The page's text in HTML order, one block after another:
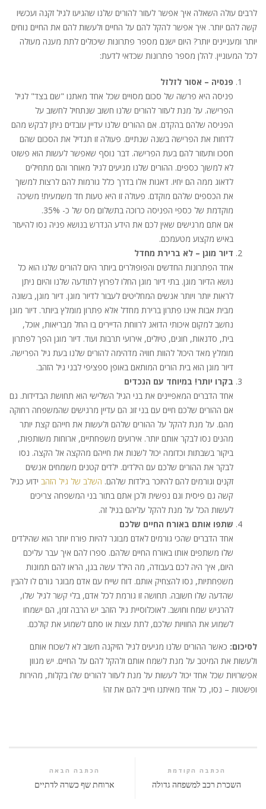
לרבים עולה השאלה איך אפשר לעזור להורים שלנו שהגיעו לגיל זקנה ועכשיו
קשה להם יותר. איך אפשר להקל להם על החיים ולעשות להם את החיים נוחים
יותר ומעניינים יותר? היום ישנם מספר פתרונות שיכולים לתת מענה מעולה
לכל המעוניין. להלן מספר פתרונות שכדאי לדעת:
פנסיה – אסור לזלזל
פניסה היא פרשה של סכום מסויים שכל אחד מאתנו "שם בצד" לגיל
הפרישה. על מנת לעזור להורים שלנו חשוב שנתחיל לחשוב על
הפניסה שלהם בהקדם. אם ההורים שלנו עדיין עובדים ניתן לבקש מהם
לדחות את הפרישה בשנה שנתיים. פעולה זו תגדיל את הסכום שהם
חסכו ותעזור להם בעת הפרישה. דבר נוסף שאפשר לעשות הוא פשוט
לא למשוך כספים. ההורים שלנו מגיעים לגיל מאוחר והם מתחילים
לדאוג ממה הם יחיו. דאגות אלו בדרך כלל גורמות להם לרצות למשוך
את הכספים שלהם מוקדם. פעולה זו היא טעות חד משמעית! משיכה
מוקדמת של כספי הפניסה כרוכה בתשלום מס של כ- 35%.
אם אתם מרגישים שאין לכם את הידע הנדרש בנושא פניה נסו להיעזר
באיש מקצוע מטעמכם.
דיור מוגן – לא ברירת מחדל
אחד הפתרונות החדשים והפופולרים ביותר היום להורים שלנו הוא כל
נושא הדיור מוגן. בתי דיור מוגן החלו לפרוץ לתודעה שלנו והיום ניתן
לראות יותר ויותר אנשים המחליטים לעבור לדיור מוגן. דיור מוגן, בשונה
מבית אבות אינו פתרון ברירת מחדל אלא פתרון מומלץ ביותר. דיור מוגן
נחשב למקום איכותי הדואג לרווחת הדיירים בו החל מבריאות, אוכל,
בית, סדנאות, חוגים, טיולים, אירועי תרבות ועוד. דיור מוגן הפך לפתרון
מומלץ מאד היכול להוות חוויה מדהימה להורים שלנו בעת גיל הפרישה.
דיור מוגן הוא בית הורים המותאם באופן ספציפי לבני גיל הזהב.
בקרו יותר! במיוחד עם הנכדים
אחד הדברים המאפיינים את בני הגיל השלישי הוא תחושת הבדידות. גם
אם ההורים שלכם חיים עם בני זוג הם עדיין מרגישים שהמשפחה רחוקה
מהם. על מנת להקל על ההורים שלהם ולעשות את חייהם קצת יותר
מהנים נסו לבקר אותם יותר. אירועים משפחתיים, ארוחות משותפות,
ביקור בשבתות וכדומה יכול לשנות את חייהם מהקצה אל הקצה. נסו
לבקר את ההורים שלכם עם הילדים. ילדים קטנים משמחים אנשים
זקנים וגורמים להם להיזכר בילדות שלהם. השלב של גיל הזהב ידוע כגיל
קשה גם פיסית וגם נפשית ולכן אתם בתור בני המשפחה צריכים
לעשות הכל על מנת להקל עליהם בגיל זה.
שתפו אותם באורח החיים שלכם
אחד הדברים שהכי גורמים לאדם מבוגר להיות פורח יותר הוא שהילדים
שלו משתפים אותו באורח החיים שלהם. ספרו להם איך עבר עליכם
היום, איך היה לכם בעבודה, מה הילד עשה בגן, הראו להם תמונות
משפחתיות, נסו להצחיק אותם. דוח שייח עם אדם מבוגר גורם לו להבין
שהדעה שלו חשובה. תחושה זו גורמת לכל אדם, בלי קשר לגיל שלו,
להרגיש שמח וחושב. לאוכלוסיית גיל הזהב יש הרבה זמן, הם ישמחו
לשמוע את החוויות שלכם, לתת עצות או סתם לשמוע את קולכם.
לסיכום: כאשר ההורים שלנו מגיעים לגיל הזיקנה חשוב לא לשכוח אותם
ולעשות את המיטב על מנת לשמח אותם ולהקל להם על החיים. יש מגוון
אפשרויות שכל אחד יכול לעשות על מנת לעזור להורים שלו בקלות, מהירות
ופשטות – נסו, כל אחד מאיתנו חייב להם את זה!
הכתבה הקודמת
השכרת רכב למשפחה גדולה
הכתבה הבאה
ארוחת שף כשרה לדתיים